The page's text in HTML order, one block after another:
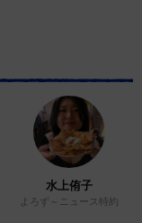
水上侑子
よろず～ニュース特約